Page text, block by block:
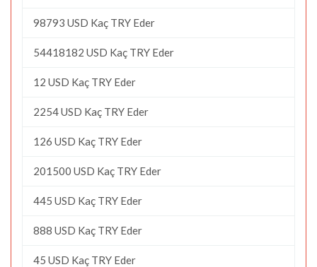
98793 USD Kaç TRY Eder
54418182 USD Kaç TRY Eder
12 USD Kaç TRY Eder
2254 USD Kaç TRY Eder
126 USD Kaç TRY Eder
201500 USD Kaç TRY Eder
445 USD Kaç TRY Eder
888 USD Kaç TRY Eder
45 USD Kaç TRY Eder